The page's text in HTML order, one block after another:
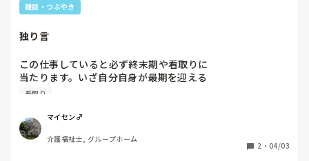
雑談・つぶやき
独り言
この仕事していると必ず終末期や看取りに
当たります。いざ自分自身が最期を迎える
とき、どうなってるかなあ。常に生と死は
看取り
マイセン♂
介護福祉士, グループホーム
2 ・ 04/03